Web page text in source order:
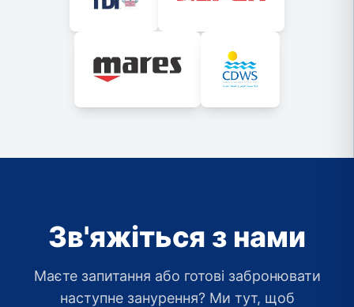
Зв'яжіться з нами
Маєте запитання або готові забронювати
наступне занурення? Ми тут, щоб